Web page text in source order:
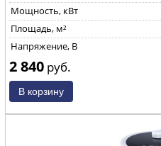
Мощность, кВт
Площадь, м²
Напряжение, В
2 840 руб.